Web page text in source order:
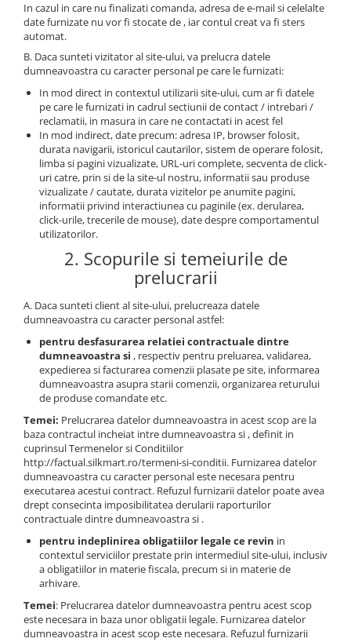
In cazul in care nu finalizati comanda, adresa de e-mail si celelalte
date furnizate nu vor fi stocate de , iar contul creat va fi sters
automat.
B. Daca sunteti vizitator al site-ului, va prelucra datele
dumneavoastra cu caracter personal pe care le furnizati:
In mod direct in contextul utilizarii site-ului, cum ar fi datele
pe care le furnizati in cadrul sectiunii de contact / intrebari /
reclamatii, in masura in care ne contactati in acest fel
In mod indirect, date precum: adresa IP, browser folosit,
durata navigarii, istoricul cautarilor, sistem de operare folosit,
limba si pagini vizualizate, URL-uri complete, secventa de click-
uri catre, prin si de la site-ul nostru, informatii sau produse
vizualizate / cautate, durata vizitelor pe anumite pagini,
informatii privind interactiunea cu paginile (ex. derularea,
click-urile, trecerile de mouse), date despre comportamentul
utilizatorilor.
2. Scopurile si temeiurile de
prelucrarii
A. Daca sunteti client al site-ului, prelucreaza datele
dumneavoastra cu caracter personal astfel:
pentru desfasurarea relatiei contractuale dintre
dumneavoastra si , respectiv pentru preluarea, validarea,
expedierea si facturarea comenzii plasate pe site, informarea
dumneavoastra asupra starii comenzii, organizarea returului
de produse comandate etc.
Temei: Prelucrarea datelor dumneavoastra in acest scop are la
baza contractul incheiat intre dumneavoastra si , definit in
cuprinsul Termenelor si Conditiilor
http://factual.silkmart.ro/termeni-si-conditii. Furnizarea datelor
dumneavoastra cu caracter personal este necesara pentru
executarea acestui contract. Refuzul furnizarii datelor poate avea
drept consecinta imposibilitatea derularii raporturilor
contractuale dintre dumneavoastra si .
pentru indeplinirea obligatiilor legale ce revin in
contextul serviciilor prestate prin intermediul site-ului, inclusiv
a obligatiilor in materie fiscala, precum si in materie de
arhivare.
Temei: Prelucrarea datelor dumneavoastra pentru acest scop
este necesara in baza unor obligatii legale. Furnizarea datelor
dumneavoastra in acest scop este necesara. Refuzul furnizarii